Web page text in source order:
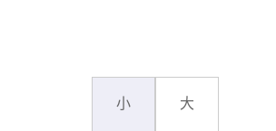
小 大